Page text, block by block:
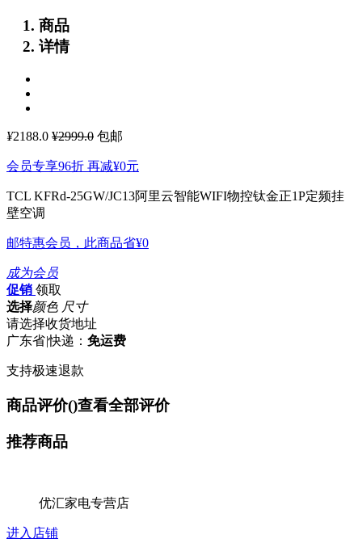
商品
详情
¥2188.0 ¥2999.0 包邮
会员专享96折 再减¥0元
TCL KFRd-25GW/JC13阿里云智能WIFI物控钛金正1P定频挂
壁空调
邮特惠会员，此商品省¥0
成为会员
促销 领取
选择颜色 尺寸
请选择收货地址
广东省|快递： 免运费
支持极速退款
商品评价()查看全部评价
推荐商品
优汇家电专营店
进入店铺